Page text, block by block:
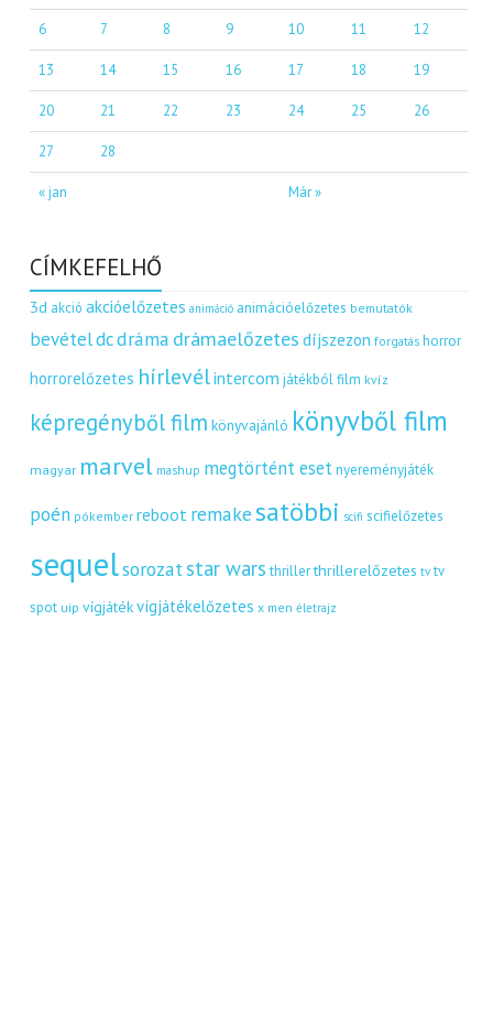
« jan Már »
6 7 8 9 10 11 12
13 14 15 16 17 18 19
20 21 22 23 24 25 26
27 28
CÍMKEFELHŐ
3d akció akcióelőzetes animáció animációelőzetes bemutatók
bevételdcdráma drámaelőzetes díjszezon forgatás horror
horrorelőzetes hírlevélintercom játékból film kvíz
képregényből film könyvajánló könyvből film
magyar marvel mashup megtörtént eset nyereményjáték
poén pókember reboot remakesatöbbi scifi scifielőzetes
sequelsorozatstar wars thriller thrillerelőzetes tv tv
spot uip vígjátékvígjátékelőzetes x men életrajz